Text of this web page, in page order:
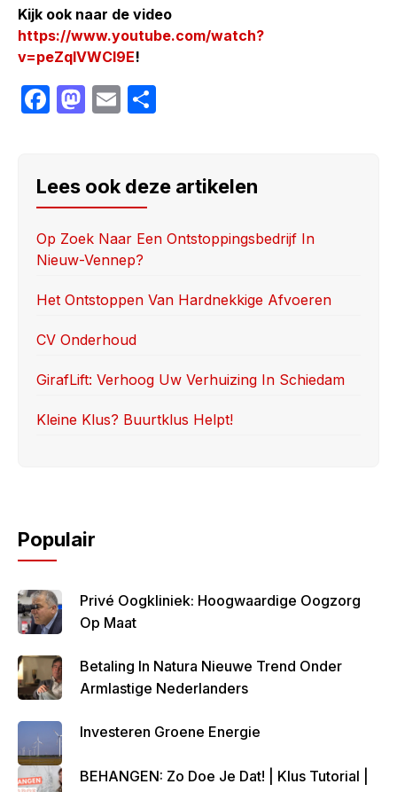
Kijk ook naar de video
https://www.youtube.com/watch?
v=peZqlVWCI9E!
F
e
b
o
o
k
M
o
d
o
n
E
e
Lees ook deze artikelen
Op Zoek Naar Een Ontstoppingsbedrijf In
Nieuw-Vennep?
Het Ontstoppen Van Hardnekkige Afvoeren
CV Onderhoud
GirafLift: Verhoog Uw Verhuizing In Schiedam
Kleine Klus? Buurtklus Helpt!
Populair
Privé Oogkliniek: Hoogwaardige Oogzorg
Op Maat
Betaling In Natura Nieuwe Trend Onder
Armlastige Nederlanders
Investeren Groene Energie
BEHANGEN: Zo Doe Je Dat! | Klus Tutorial |